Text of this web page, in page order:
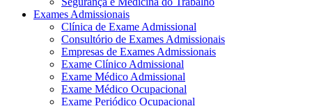
Exames Admissionais
Clínica de Exame Admissional
Consultório de Exames Admissionais
Empresas de Exames Admissionais
Exame Clínico Admissional
Exame Médico Admissional
Exame Médico Ocupacional
Exame Periódico Ocupacional